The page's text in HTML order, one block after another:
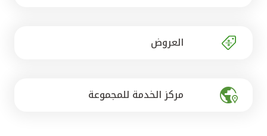
العروض
مركز الخدمة للمجموعة